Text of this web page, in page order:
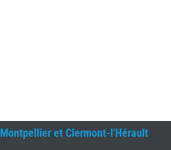
Montpellier et Clermont-l'Hérault